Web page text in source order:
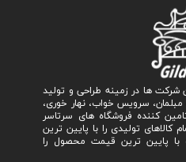
شرکت ها در زمینه طراحی و تولید
سرویس خواب، نهار خوری،
کننده فروشگاه های سرتاسر
تولیدی را با پایین ترین
با پایین ترین قیمت محصول را